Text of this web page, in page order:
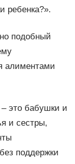
ребенка?».
подобный
алиментами
это бабушки и
и сестры,
поддержки